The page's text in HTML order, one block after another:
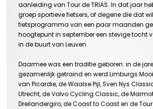
aanleiding van Tour de TRIAS. In dat jaar
groep sportieve fietsers, of degene die dat
fietsprogramma van een paar maanden
hoogtepunt in september een stevige tocht
in de buurt van Leuven.
Daarmee was een traditie geboren: in de
gezamenlijk getraind en werd Limburgs
van Picardie, de Waalse Pijl, Sven Nys
Utrecht, de Volvo Cycling Classic, de
Dreilandergiro, de Coast to Coast en de